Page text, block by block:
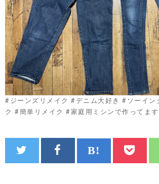
#ジーンズリメイク #デニム大好き #ソーイン
ク #簡単リメイク #家庭用ミシンで作ってま